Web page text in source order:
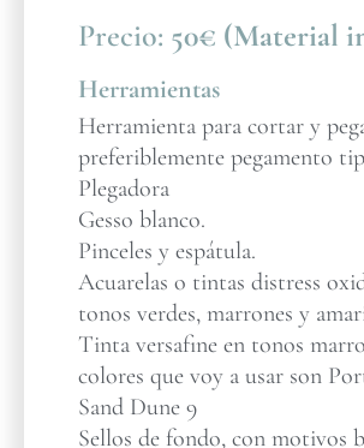
Precio: 50€ (Material
Herramientas
Herramienta para cortar y
preferiblemente pegamento
Plegadora
Gesso blanco.
Pinceles y espátula.
Acuarelas o tintas distress
tonos verdes, marrones y
Tinta versafine en tonos
colores que voy a usar son
Sand Dune 9
Sellos de fondo, con motivos